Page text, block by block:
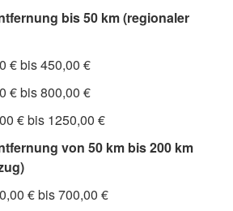
bis 50 km (regionaler
€ bis 450,00 €
€ bis 800,00 €
€ bis 1250,00 €
von 50 km bis 200 km
€ bis 700,00 €